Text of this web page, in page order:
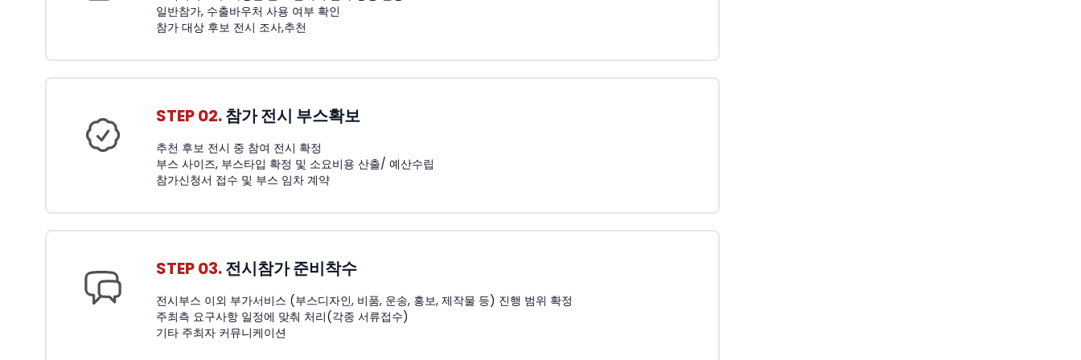
일반참가, 수출바우처 사용 여부 확인
참가 대상 후보 전시 조사,추천
STEP 02.참가 전시 부스확보
추천 후보 전시 중 참여 전시 확정
부스 사이즈, 부스타입 확정 및 소요비용 산출/ 예산수립
참가신청서 접수 및 부스 임차 계약
STEP 03.전시참가 준비착수
전시부스 이외 부가서비스 (부스디자인, 비품, 운송, 홍보, 제작물 등) 진행 범위 확정
주최측 요구사항 일정에 맞춰 처리(각종 서류접수)
기타 주최자 커뮤니케이션